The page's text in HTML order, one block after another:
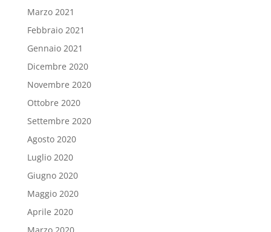
Marzo 2021
Febbraio 2021
Gennaio 2021
Dicembre 2020
Novembre 2020
Ottobre 2020
Settembre 2020
Agosto 2020
Luglio 2020
Giugno 2020
Maggio 2020
Aprile 2020